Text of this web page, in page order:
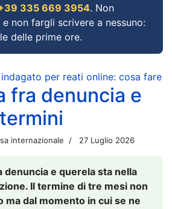
335 669 3954. Non
non fargli scrivere a nessuno:
delle prime ore.
per reati online: cosa fare
fra denuncia e
internazionale 27 Luglio 2026
denuncia e querela sta nella
Il termine di tre mesi non
ma dal momento in cui se ne